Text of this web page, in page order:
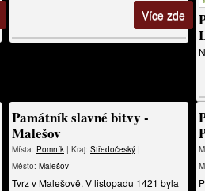
Více zde
Památník slavné bitvy -
Malešov
Místa: Pomník | Kraj: Středočeský |
Město: Malešov
Tvrz v Malešově. V listopadu 1421 byla